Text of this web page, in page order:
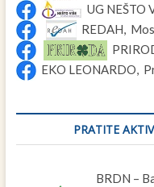
UG NEŠTO
REDAH,
EKO LEONARDO,
PRATITE
BRDN –